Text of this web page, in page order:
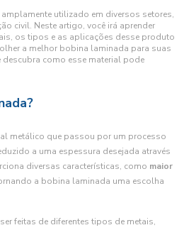
utilizado em diversos setores,
civil. Neste artigo, você irá aprender
os tipos e as aplicações desse produto
a melhor bobina laminada para suas
descubra como esse material pode
metálico que passou por um processo
a uma espessura desejada através
diversas características, como maior
a bobina laminada uma escolha
feitas de diferentes tipos de metais,